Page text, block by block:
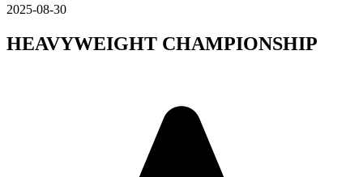
2025-08-30
HEAVYWEIGHT CHAMPIONSHIP